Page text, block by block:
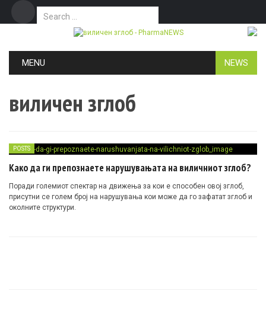
Search for:
MENU NEWS
виличен зглоб
POSTS
Како да ги препознаете нарушувањата на виличниот зглоб?
Поради големиот спектар на движења за кои е способен овој зглоб,
присутни се голем број на нарушувања кои може да го зафатат зглоб и
околните структури.